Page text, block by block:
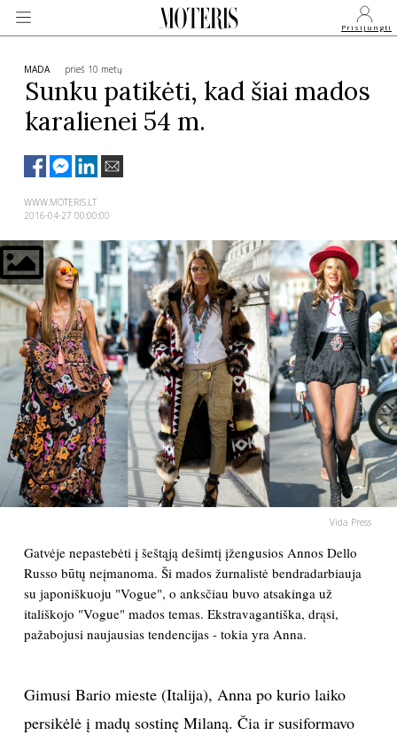
Prisijungti
VEIDAI
MONARCHIJA
GROŽIS
SVEIKATA
APIE MANE
PSICHOLOGIJA
HOROSKOPAI
POLITIKA
KULTŪRA
KINAS
MADA prieš 10 metų
Sunku patikėti, kad šiai mados
karalienei 54 m.
WWW.MOTERIS.LT
2016-04-27 00:00:00
Vida Press
Gatvėje nepastebėti į šeštąją dešimtį įžengusios Annos Dello
Russo būtų neįmanoma. Ši mados žurnalistė bendradarbiauja
su japoniškuoju "Vogue", o anksčiau buvo atsakinga už
itališkojo "Vogue" mados temas. Ekstravagantiška, drąsi,
pažabojusi naujausias tendencijas - tokia yra Anna.
Gimusi Bario mieste (Italija), Anna po kurio laiko
persikėlė į madų sostinę Milaną. Čia ir susiformavo